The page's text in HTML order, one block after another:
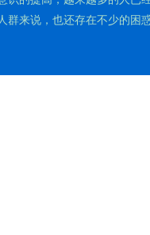
群来说，也还存在不少的困